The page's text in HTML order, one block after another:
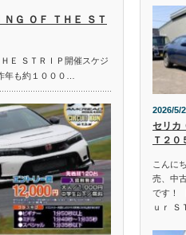
ＮＧ ＯＦ ＴＨＥ ＳＴ
Ｅ ＳＴＲＩＰ開催スケジ
年も約１０００…
2026/5/
セリカ
Ｔ２０
こんに
売、中
です！
ｕｒ Ｓ